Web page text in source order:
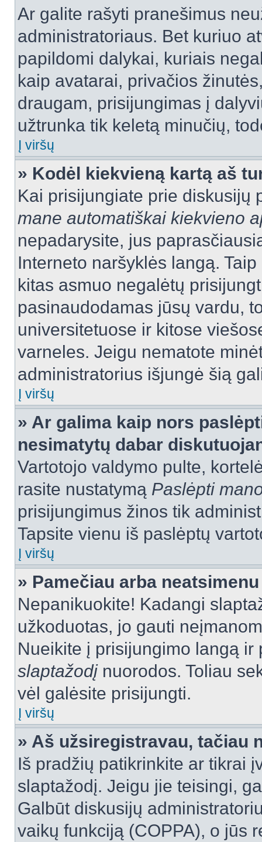
Ar galite rašyti pranešimus
administratoriaus. Bet kuriuo
papildomi dalykai, kuriais
kaip avatarai, privačios
draugam, prisijungimas į
užtrunka tik keletą minučių,
Į viršų
» Kodėl kiekvieną kartą aš
Kai prisijungiate prie diskusijų
mane automatiškai kiekvieno
nepadarysite, jus
Interneto naršyklės langą.
kitas asmuo negalėtų
pasinaudodamas jūsų vardu,
universitetuose ir kitose
varneles. Jeigu nematote
administratorius išjungė šią
Į viršų
» Ar galima kaip nors
nesimatytų dabar
Vartotojo valdymo pulte,
rasite nustatymą Paslėpti
prisijungimus žinos tik
Tapsite vienu iš paslėptų
Į viršų
» Pamečiau arba
Nepanikuokite! Kadangi
užkoduotas, jo gauti
Nueikite į prisijungimo langą
slaptažodįnuorodos. Toliau
vėl galėsite prisijungti.
Į viršų
» Aš užsiregistravau, tačiau
Iš pradžių patikrinkite ar tikrai
slaptažodį. Jeigu jie teisingi,
Galbūt diskusijų
vaikų funkciją (COPPA), o jūs